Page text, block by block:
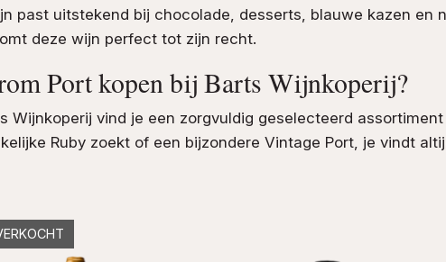
past uitstekend bij chocolade, desserts, blauwe kazen en
deze wijn perfect tot zijn recht.
Port kopen bij Barts Wijnkoperij?
Wijnkoperij vind je een zorgvuldig geselecteerd
Ruby zoekt of een bijzondere Vintage Port, je vindt